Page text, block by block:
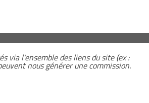
via l'ensemble des liens du site (ex :
nous générer une commission.